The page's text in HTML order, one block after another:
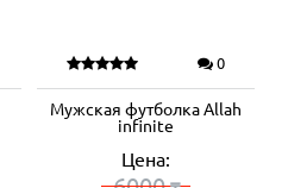
0
Мужская футболка Allah
infinite
Цена: